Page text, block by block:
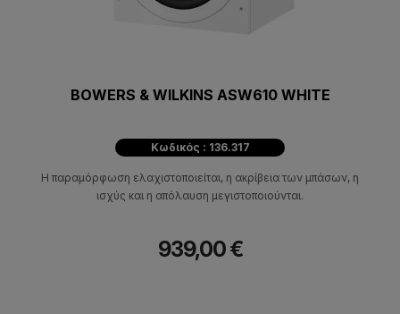
BOWERS & WILKINS ASW610 WHITE
Κωδικός : 136.317
Η παραμόρφωση ελαχιστοποιείται, η ακρίβεια των μπάσων, η
ισχύς και η απόλαυση μεγιστοποιούνται.
939,00 €